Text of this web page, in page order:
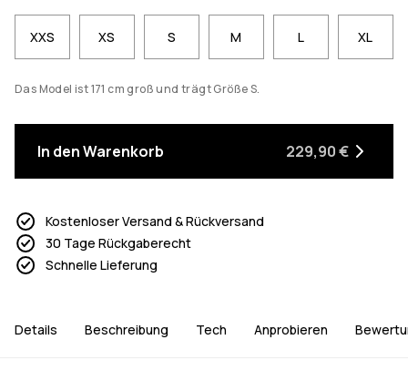
XXS XS S M L XL
Das Model ist 171 cm groß und trägt Größe S.
In den Warenkorb 229,90 €
Kostenloser Versand & Rückversand
30 Tage Rückgaberecht
Schnelle Lieferung
Details Beschreibung Tech Anprobieren